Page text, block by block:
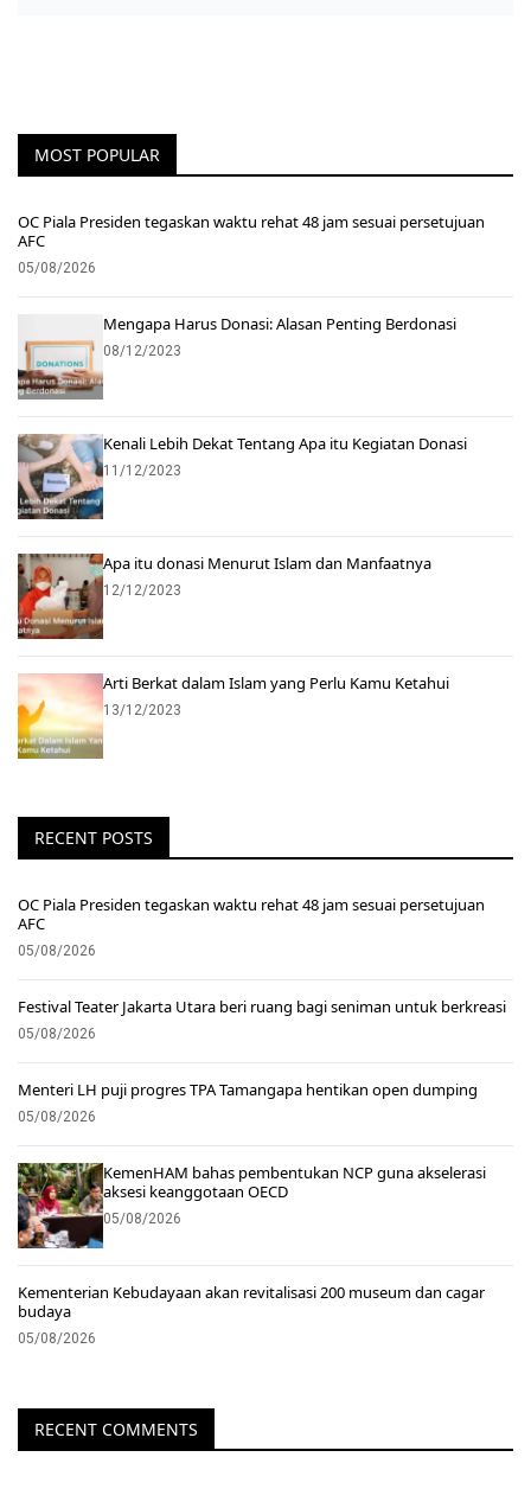
MOST POPULAR
OC Piala Presiden tegaskan waktu rehat 48 jam sesuai persetujuan
AFC
05/08/2026
Mengapa Harus Donasi: Alasan Penting Berdonasi
08/12/2023
Kenali Lebih Dekat Tentang Apa itu Kegiatan Donasi
11/12/2023
Apa itu donasi Menurut Islam dan Manfaatnya
12/12/2023
Arti Berkat dalam Islam yang Perlu Kamu Ketahui
13/12/2023
RECENT POSTS
OC Piala Presiden tegaskan waktu rehat 48 jam sesuai persetujuan
AFC
05/08/2026
Festival Teater Jakarta Utara beri ruang bagi seniman untuk berkreasi
05/08/2026
Menteri LH puji progres TPA Tamangapa hentikan open dumping
05/08/2026
KemenHAM bahas pembentukan NCP guna akselerasi
aksesi keanggotaan OECD
05/08/2026
Kementerian Kebudayaan akan revitalisasi 200 museum dan cagar
budaya
05/08/2026
RECENT COMMENTS